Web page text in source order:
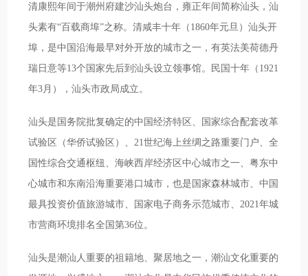
清康熙年间于潮州府建沙汕头炮台，雍正年间简称汕头，汕
头素有“百载商埠”之称。清咸丰十年（1860年元旦）汕头开
埠，是中国沿海最早对外开放的城市之一，有英法美荷德丹
瑞日意等13个国家先后到汕头设立领事馆。民国十年（1921
年3月），汕头市政局成立。
汕头是国务院批复确定的中国经济特区、国家综合配套改革
试验区（华侨试验区）、21世纪海上丝绸之路重要门户、全
国性综合交通枢纽、海峡西岸经济区中心城市之一、粤东中
心城市和东南沿海重要港口城市，也是国家森林城市、中国
最具投资价值旅游城市、国家电子商务示范城市、2021年城
市营商环境排名全国第36位。
汕头是潮汕人重要的祖籍地、聚居地之一，潮汕文化重要的